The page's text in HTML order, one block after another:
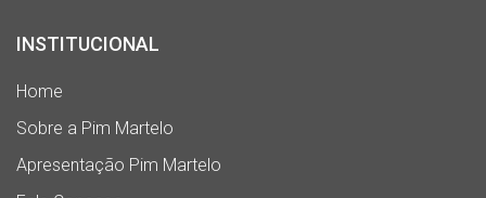
INSTITUCIONAL
Home
Sobre a Pim Martelo
Apresentação Pim Martelo